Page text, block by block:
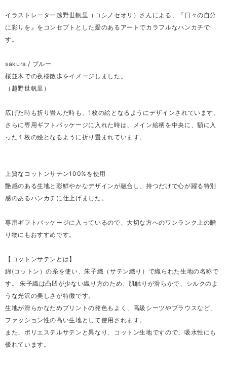
イラストレーター越野世帆里（コシノセオリ）さんによる、『日々の自分
に彩りを』をコンセプトとした愛のあるアートでカラフルなハンカチで
す。
sakura / ブルー
桜並木での夜桜散歩をイメージしました。
（越野世帆里）
広げた時も折り畳んだ時も、1枚の絵となるようにデザインされています。
さらに専用ギフトパッケージに入れた時は、メイン絵柄を中央に、額に入
った１枚の絵となるように折り畳まれています。
上質なコットンサテン100%を使用
艶感のある生地と彩鮮やかなデザインが融合し、持つだけで心が躍る特別
感のあるハンカチに仕上げました。
専用ギフトパッケージに入っているので、大切な方へのワンランク上の贈
り物にもおすすめです。
【コットンサテンとは】
綿(コットン）の糸を使い、朱子織（サテン織り）で織られた生地の名称で
す。 朱子織は凸凹が少ない織り方のため、肌触りが滑らかで、シルクのよ
うな光沢の美しさが特徴です。
生地が滑らかなためプリントの発色もよく、高級シーツやブラウスなど、
ファッション性の高い生地として使用されます。
また、ポリエステルサテンと異なり、コットン生地ですので、吸水性にも
優れています。